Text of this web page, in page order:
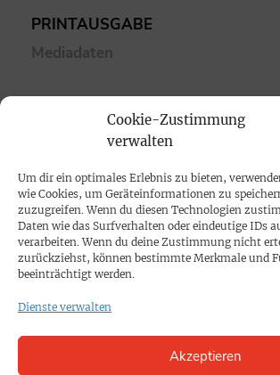
Cookie-Zustimmung
verwalten
Um dir ein optimales Erlebnis zu bieten,
wie Cookies, um Geräteinformationen zu
zuzugreifen. Wenn du diesen Technologien
Daten wie das Surfverhalten oder eindeutige IDs
verarbeiten. Wenn du deine Zustimmung nicht
zurückziehst, können bestimmte Merkmale und
beeinträchtigt werden.
Dienste verwalten
Akzeptieren
PRINTAUSGABE
Mediadaten
SPENDEN
Datenschutz
KONTAKT